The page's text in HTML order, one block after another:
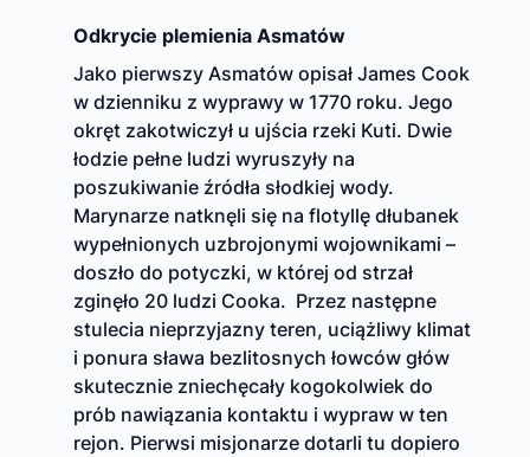
Odkrycie plemienia Asmatów
Jako pierwszy Asmatów opisał James Cook
w dzienniku z wyprawy w 1770 roku. Jego
okręt zakotwiczył u ujścia rzeki Kuti. Dwie
łodzie pełne ludzi wyruszyły na
poszukiwanie źródła słodkiej wody.
Marynarze natknęli się na flotyllę dłubanek
wypełnionych uzbrojonymi wojownikami –
doszło do potyczki, w której od strzał
zginęło 20 ludzi Cooka. Przez następne
stulecia nieprzyjazny teren, uciążliwy klimat
i ponura sława bezlitosnych łowców głów
skutecznie zniechęcały kogokolwiek do
prób nawiązania kontaktu i wypraw w ten
rejon. Pierwsi misjonarze dotarli tu dopiero